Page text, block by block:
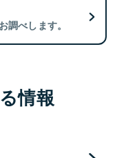
調べします。
情報